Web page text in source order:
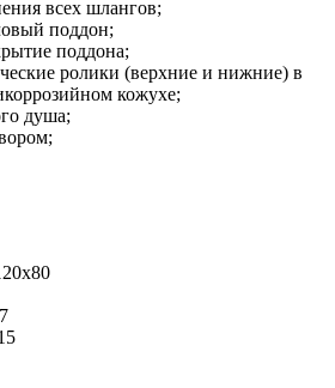
всех шлангов;
поддон;
поддона;
ролики (верхние и нижние) в
кожухе;
душа;